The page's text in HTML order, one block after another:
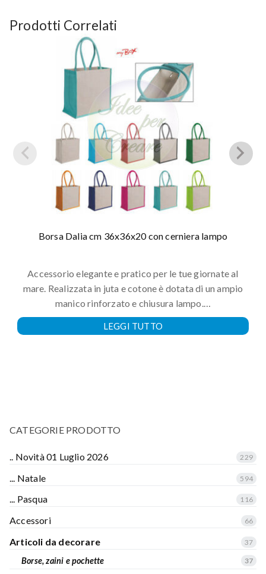
Prodotti Correlati
Borsa Dalia cm 36x36x20 con cerniera lampo
Accessorio elegante e pratico per le tue giornate al
mare. Realizzata in juta e cotone è dotata di un ampio
manico rinforzato e chiusura lampo.…
LEGGI TUTTO
CATEGORIE PRODOTTO
.. Novità 01 Luglio 2026 229
... Natale 594
... Pasqua 116
Accessori 66
Articoli da decorare 37
Borse, zaini e pochette 37